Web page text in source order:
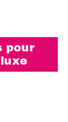
pour